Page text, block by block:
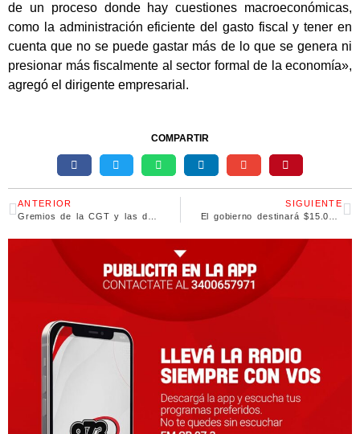
de un proceso donde hay cuestiones macroeconómicas,
como la administración eficiente del gasto fiscal y tener en
cuenta que no se puede gastar más de lo que se genera ni
presionar más fiscalmente al sector formal de la economía»,
agregó el dirigente empresarial.
COMPARTIR
ANTERIOR
SIGUIENTE